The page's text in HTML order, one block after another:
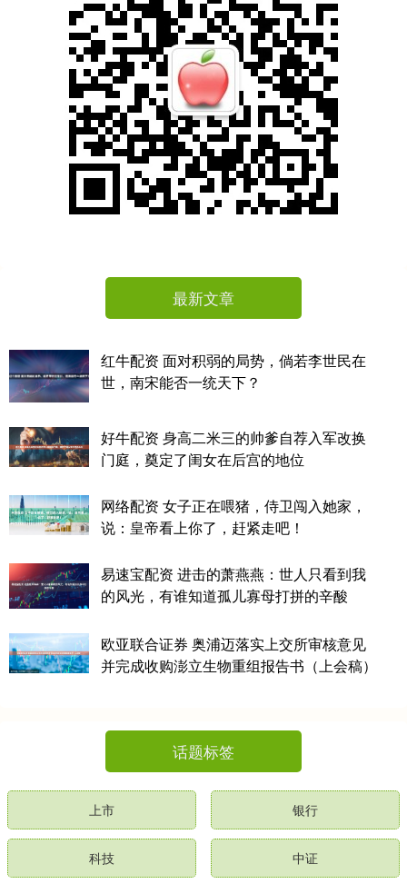
最新文章
红牛配资 面对积弱的局势，倘若李世民在
世，南宋能否一统天下？
好牛配资 身高二米三的帅爹自荐入军改换
门庭，奠定了闺女在后宫的地位
网络配资 女子正在喂猪，侍卫闯入她家，
说：皇帝看上你了，赶紧走吧！
易速宝配资 进击的萧燕燕：世人只看到我
的风光，有谁知道孤儿寡母打拼的辛酸
欧亚联合证券 奥浦迈落实上交所审核意见
并完成收购澎立生物重组报告书（上会稿）
话题标签
上市 银行
科技 中证